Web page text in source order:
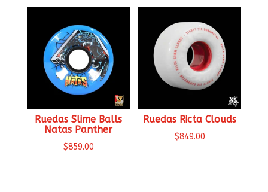
Ruedas Slime Balls
Natas Panther
$859.00
Ruedas Ricta Clouds
$849.00